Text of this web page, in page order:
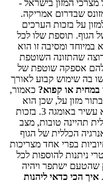
המזון בישראל -
שבדרום אמריקה.
על בזכות הערכים
הגוף. תוספת שלו לכל
ומסיבה זו הוא
שהתזונה השוטפת
להם אספקה שוטפת של
בה שימוש קבוע לאורך
במחית או קפוא? כאמור,
מזון על, שכן הוא
מכיל נוגדי חמצון, יש בו ויטמינים ומינרלים והוא עשיר באומגה 3. בזכות
תהיינה טובות, מצב
הכללית של הגוף
בפרי אחד מצריכות
ניתנות להוספות לכל
שהטעם ישתפר ויהיה
איך הכי כדאי ליהנות